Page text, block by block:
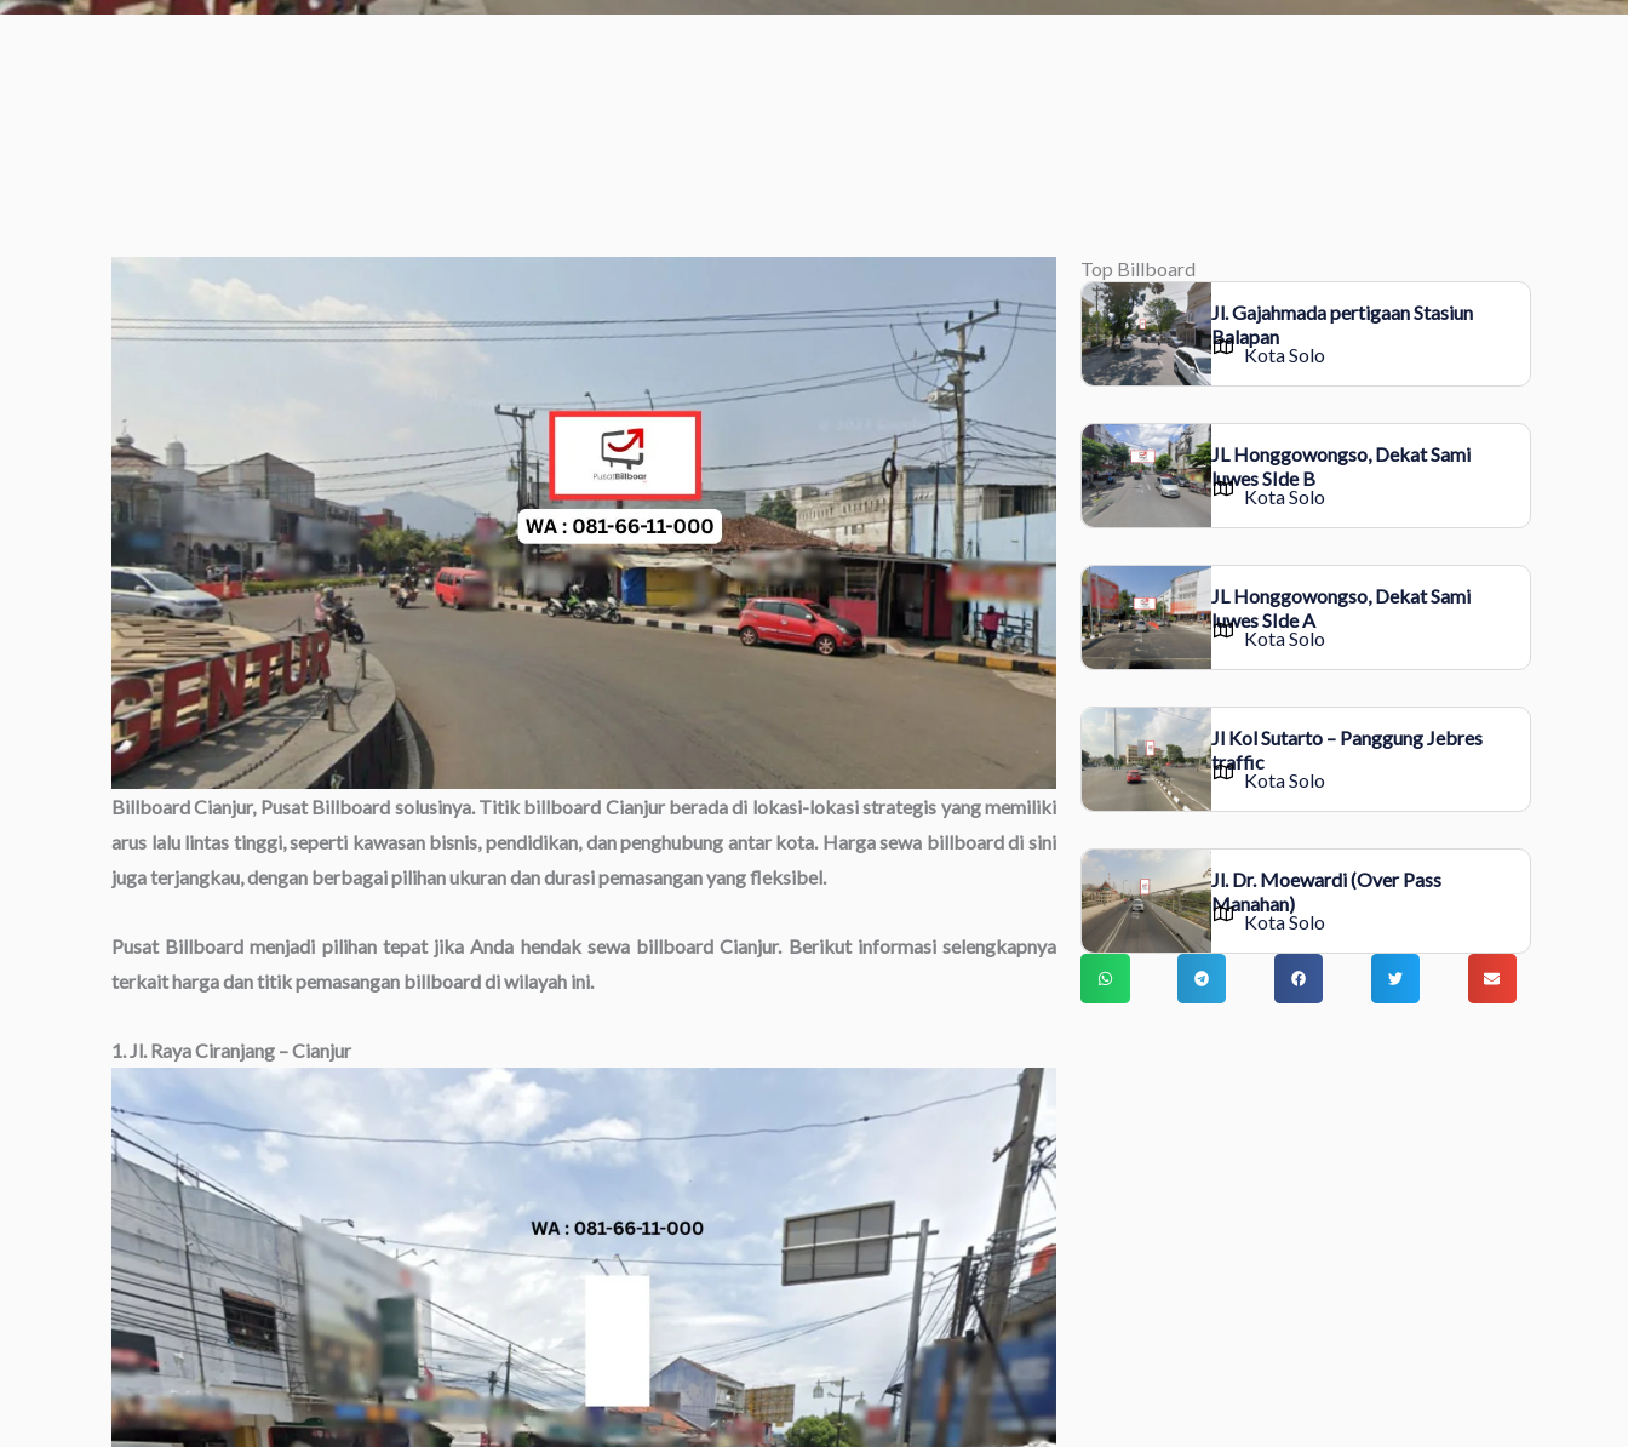
Billboard Cianjur, Pusat Billboard solusinya. Titik billboard Cianjur berada di lokasi-lokasi strategis yang memiliki
arus lalu lintas tinggi, seperti kawasan bisnis, pendidikan, dan penghubung antar kota. Harga sewa billboard di sini
juga terjangkau, dengan berbagai pilihan ukuran dan durasi pemasangan yang fleksibel.
Pusat Billboard menjadi pilihan tepat jika Anda hendak sewa billboard Cianjur. Berikut informasi selengkapnya
terkait harga dan titik pemasangan billboard di wilayah ini.
1. Jl. Raya Ciranjang – Cianjur
Top Billboard
Jl. Gajahmada pertigaan Stasiun
Balapan
Kota Solo
JL Honggowongso, Dekat Sami
luwes SIde B
Kota Solo
JL Honggowongso, Dekat Sami
luwes SIde A
Kota Solo
Jl Kol Sutarto – Panggung Jebres
traffic
Kota Solo
Jl. Dr. Moewardi (Over Pass
Manahan)
Kota Solo